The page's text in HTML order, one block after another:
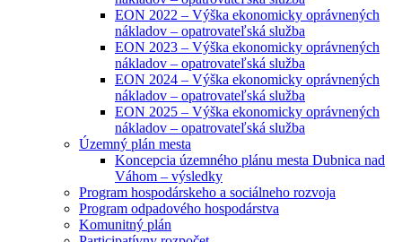
EON 2022 – Výška ekonomicky oprávnených
nákladov – opatrovateľská služba
EON 2023 – Výška ekonomicky oprávnených
nákladov – opatrovateľská služba
EON 2024 – Výška ekonomicky oprávnených
nákladov – opatrovateľská služba
EON 2025 – Výška ekonomicky oprávnených
nákladov – opatrovateľská služba
Územný plán mesta
Koncepcia územného plánu mesta Dubnica nad
Váhom – výsledky
Program hospodárskeho a sociálneho rozvoja
Program odpadového hospodárstva
Komunitný plán